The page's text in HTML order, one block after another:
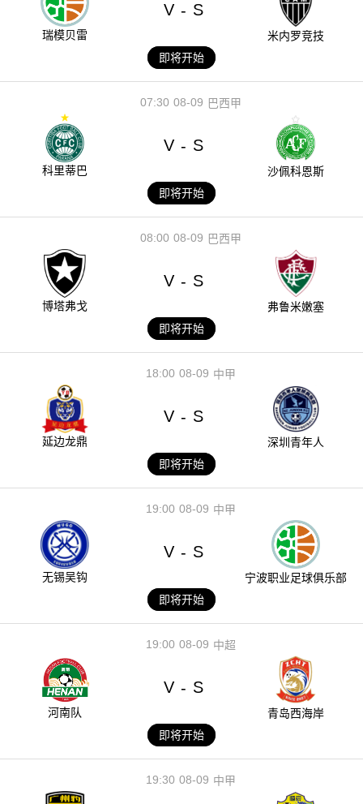
瑞模贝雷
V - S
米内罗竞技
即将开始
08-09
07:30 巴西甲
科里蒂巴
V - S
沙佩科恩斯
即将开始
08-09
08:00 巴西甲
博塔弗戈
V - S
弗鲁米嫩塞
即将开始
08-09
18:00 中甲
延边龙鼎
V - S
深圳青年人
即将开始
08-09
19:00 中甲
无锡吴钩
V - S
宁波职业足球俱乐部
即将开始
08-09
19:00 中超
河南队
V - S
青岛西海岸
即将开始
08-09
19:30 中甲